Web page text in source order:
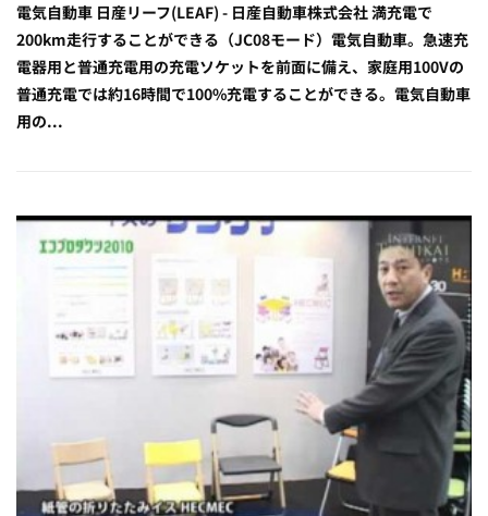
電気自動車 日産リーフ(LEAF) - 日産自動車株式会社 満充電で
200km走行することができる（JC08モード）電気自動車。急速充
電器用と普通充電用の充電ソケットを前面に備え、家庭用100Vの
普通充電では約16時間で100%充電することができる。電気自動車
用の...